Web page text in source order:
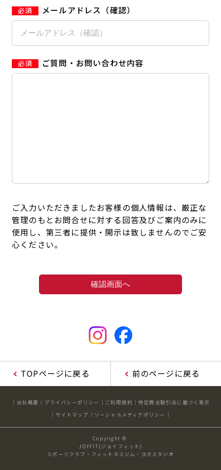
メールアドレス（確認）
ご質問・お問い合わせ内容
ご入力いただきましたお客様の個人情報は、厳正な
管理のもとお問合せに対する回答及びご案内のみに
使用し、第三者に提供・開示は致しませんのでご安
心ください。
TOPページに戻る 前のページに戻る
会社概要 プライバシーポリシー ご利用規約
特定商法取引法に基づく表示
サイトマップ
ソーシャルメディアポリシー
Copyright ©
JOYFIT(ジョイフィット)
スポーツクラブ・フィットネスジム・ヨガスタジオ